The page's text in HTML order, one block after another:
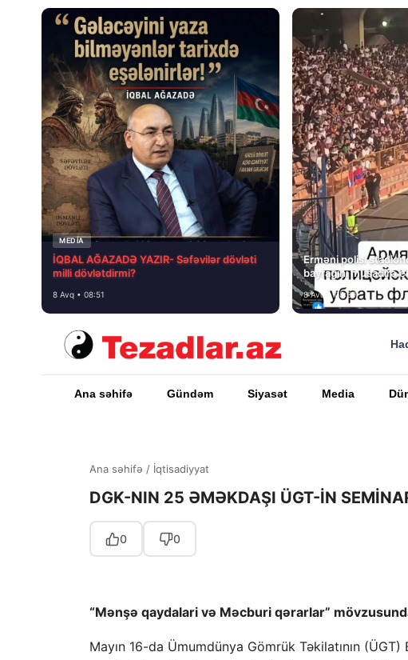
MEDİA
İQBAL AĞAZADƏ YAZIR- Səfəvilər dövləti
milli dövlətdirmi?
8 Avq • 08:51
Erməni polisi
bayrağını müsadirə
8 Avq • 08:39
Ana səhifə Gündəm Siyasət Media
Ana səhifə / İqtisadiyyat
DGK-NIN 25 ƏMƏKDAŞI ÜGT-İN
0 0
“Mənşə qaydalari və Məcburi qərarlar”
Mayın 16-da Ümumdünya Gömrük Təkilatının